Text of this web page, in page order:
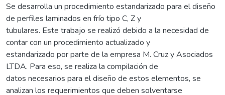
Se desarrolla un procedimiento estandarizado para el diseño
de perfiles laminados en frío tipo C, Z y
tubulares. Este trabajo se realizó debido a la necesidad de
contar con un procedimiento actualizado y
estandarizado por parte de la empresa M. Cruz y Asociados
LTDA. Para eso, se realiza la compilación de
datos necesarios para el diseño de estos elementos, se
analizan los requerimientos que deben solventarse